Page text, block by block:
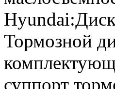
Тормозной
суппорт